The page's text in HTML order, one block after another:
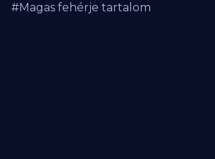
#Magas fehérje tartalom